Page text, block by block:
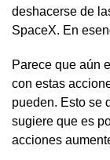
deshacerse de
SpaceX. En
Parece que aún
con estas
pueden. Esto se
sugiere que es
acciones